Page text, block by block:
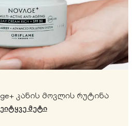
კანის მოვლის რუტინა
ᲛᲔᲢᲘ